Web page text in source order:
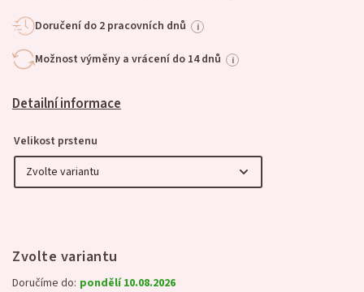
Doručení do 2 pracovních dnů i
Možnost výměny a vrácení do 14 dnů i
Detailní informace
Velikost prstenu
Zvolte variantu
Doručíme do: pondělí 10.08.2026